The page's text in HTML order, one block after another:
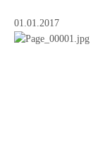
01.01.2017